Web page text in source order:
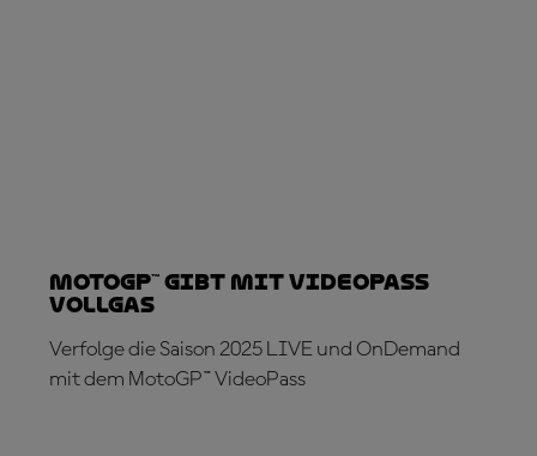
MotoGP™ gibt mit VideoPass
Vollgas
Verfolge die Saison 2025 LIVE und OnDemand
mit dem MotoGP™ VideoPass